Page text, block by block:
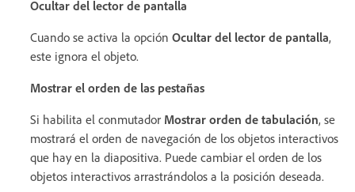
Ocultar del lector de pantalla
Cuando se activa la opción Ocultar del lector de pantalla,
este ignora el objeto.
Mostrar el orden de las pestañas
Si habilita el conmutador Mostrar orden de tabulación, se
mostrará el orden de navegación de los objetos interactivos
que hay en la diapositiva. Puede cambiar el orden de los
objetos interactivos arrastrándolos a la posición deseada.